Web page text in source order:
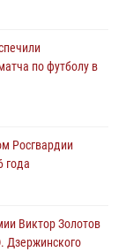
военном
по футболу в
Росгвардии
года
Виктор Золотов
Дзержинского